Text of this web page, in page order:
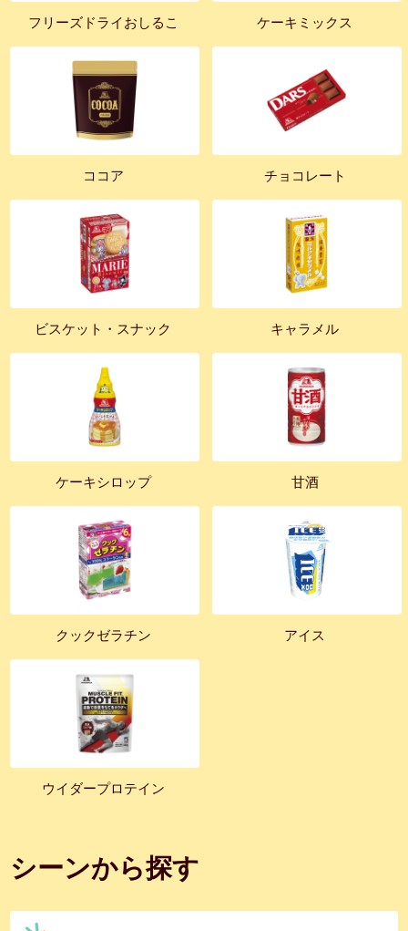
フリーズドライおしるこ ケーキミックス
ココア チョコレート
ビスケット・スナック キャラメル
ケーキシロップ 甘酒
クックゼラチン アイス
ウイダープロテイン
シーンから探す